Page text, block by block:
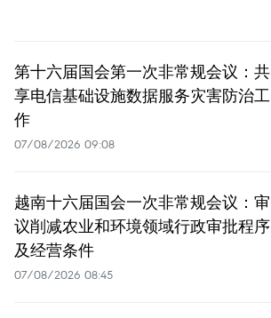
第十六届国会第一次非常规会议：共
享电信基础设施数据服务灾害防治工
作
07/08/2026 09:08
越南十六届国会一次非常规会议：审
议削减农业和环境领域行政审批程序
及经营条件
07/08/2026 08:45